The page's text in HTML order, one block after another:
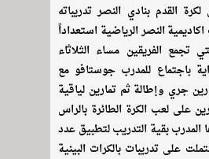
القدم بنادي النصر تدريباته
النصر الرياضية استعداداً
تجمع الفريقين مساء الثلاثاء
باجتماع للمدرب جوستافو مع
جري وإطالة ثم تمارين لياقية
على لعب الكرة الطائرة بالراس
بقية التدريب لتطبيق عدد
على تدريبات بالكرات البينية